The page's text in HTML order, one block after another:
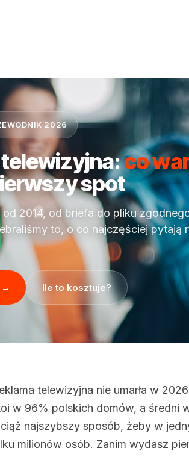
2026
telewizyjna:co
spot
2014, od briefa do pliku
to, o co najczęściej pytają
→ Ile to kosztuje?
telewizyjna nie umarła w
w 96% polskich domów, a średni
najszybszy sposób, żeby w
milionów osób. Zanim wydasz